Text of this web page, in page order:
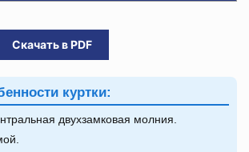
Скачать в PDF
куртки:
двухзамковая молния.